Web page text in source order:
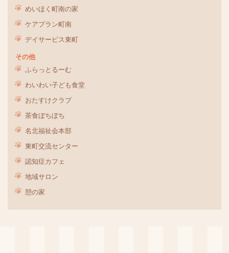
めいほく町南の家
ケアプラン町南
デイサービス東町
その他
ふらっとるーむ
わいわい子ども食堂
おたすけクラブ
茶食ぼちぼち
名北福祉会本部
東町交流センター
認知症カフェ
地域サロン
憩の家